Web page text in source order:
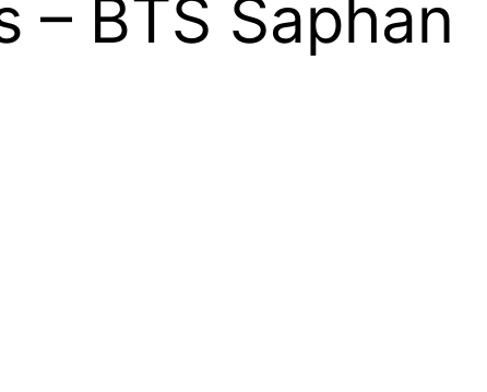
– BTS Saphan